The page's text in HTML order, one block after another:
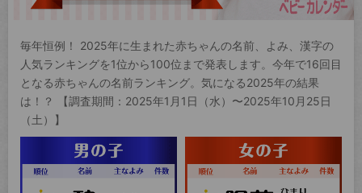
毎年恒例！ 2025年に生まれた赤ちゃんの名前、よみ、漢字の
人気ランキングを1位から100位まで発表します。今年で16回目
となる赤ちゃんの名前ランキング。気になる2025年の結果
は！？ 【調査期間：2025年1月1日（水）〜2025年10月25日
（土）】